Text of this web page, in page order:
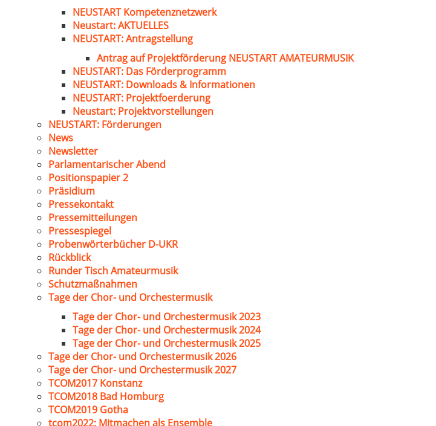
NEUSTART Kompetenznetzwerk
Neustart: AKTUELLES
NEUSTART: Antragstellung
Antrag auf Projektförderung NEUSTART AMATEURMUSIK
NEUSTART: Das Förderprogramm
NEUSTART: Downloads & Informationen
NEUSTART: Projektfoerderung
Neustart: Projektvorstellungen
NEUSTART: Förderungen
News
Newsletter
Parlamentarischer Abend
Positionspapier 2
Präsidium
Pressekontakt
Pressemitteilungen
Pressespiegel
Probenwörterbücher D-UKR
Rückblick
Runder Tisch Amateurmusik
Schutzmaßnahmen
Tage der Chor- und Orchestermusik
Tage der Chor- und Orchestermusik 2023
Tage der Chor- und Orchestermusik 2024
Tage der Chor- und Orchestermusik 2025
Tage der Chor- und Orchestermusik 2026
Tage der Chor- und Orchestermusik 2027
TCOM2017 Konstanz
TCOM2018 Bad Homburg
TCOM2019 Gotha
tcom2022: Mitmachen als Ensemble